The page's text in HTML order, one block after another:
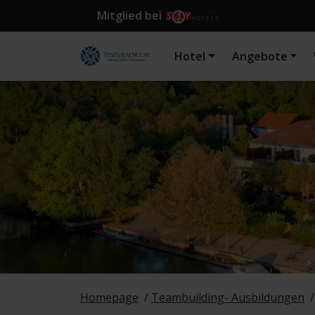
Mitglied bei
Hotel Angebote
Homepage / Teambuilding- Ausbildungen /